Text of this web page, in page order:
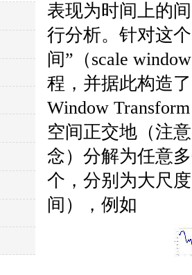
表现为时间上的
行分析。针对这
间”（scale
程，并据此构造
Window
空间正交地（注
念）分解为任意
个，分别为大尺
间），例如